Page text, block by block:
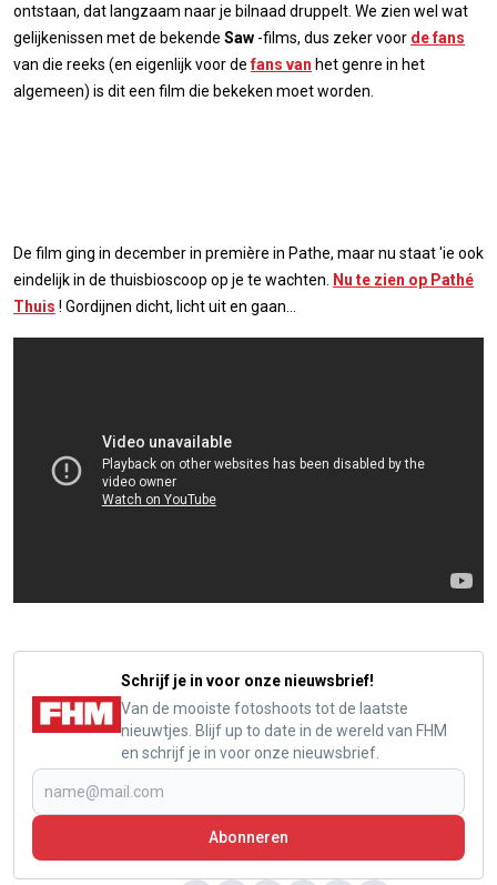
ontstaan, dat langzaam naar je bilnaad druppelt. We zien wel wat
gelijkenissen met de bekende Saw -films, dus zeker voor de fans
van die reeks (en eigenlijk voor defans van het genre in het
algemeen) is dit een film die bekeken moet worden.
De film ging in december in première in Pathe, maar nu staat 'ie ook
eindelijk in de thuisbioscoop op je te wachten.
Nu te zien op Pathé
Thuis ! Gordijnen dicht, licht uit en gaan…
Schrijf je in voor onze nieuwsbrief!
Van de mooiste fotoshoots tot de laatste
nieuwtjes. Blijf up to date in de wereld van FHM
en schrijf je in voor onze nieuwsbrief.
Abonneren